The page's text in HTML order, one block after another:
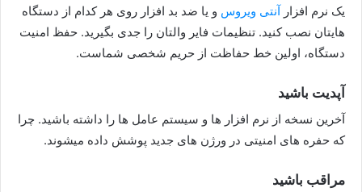
یک نرم افزار آنتی ویروس و یا ضد بد افزار روی هر کدام از دستگاه
هایتان نصب کنید. تنظیمات فایر والتان را جدی بگیرید. حفظ امنیت
دستگاه، اولین خط حفاظت از حریم شخصی شماست.
آپدیت باشید
آخرین نسخه از نرم افزار ها و سیستم عامل ها را داشته باشید. چرا
که حفره های امنیتی در ورژن های جدید پوشش داده میشوند.
مراقب باشید